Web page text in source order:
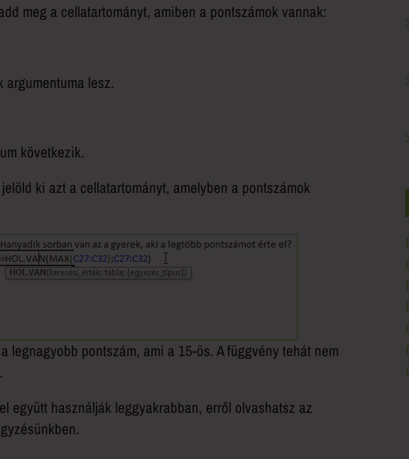
meg a cellatartományt, amiben a pontszámok vannak:
argumentuma lesz.
következik.
ki azt a cellatartományt, amelyben a pontszámok
pontszám, ami a 15-ös. A függvény tehát nem
együtt használják leggyakrabban, erről olvashatsz az